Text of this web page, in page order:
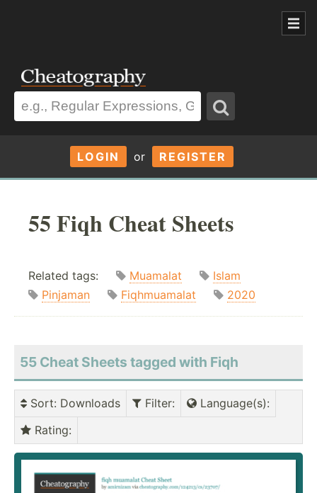
LOGIN or REGISTER
55 Fiqh Cheat Sheets
Related tags: Muamalat
Islam
Pinjaman
Fiqhmuamalat 2020
55 Cheat Sheets tagged with Fiqh
Sort: Downloads Filter: Language(s):
Rating: